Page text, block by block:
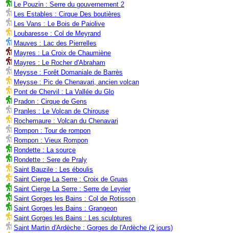
Le Pouzin : Serre du gouvernement 2
Les Estables : Cirque Des boutières
Les Vans : Le Bois de Paiolive
Loubaresse : Col de Meyrand
Mauves : Lac des Pierrelles
Mayres : La Croix de Chaumiène
Mayres : Le Rocher d'Abraham
Meysse : Forêt Domaniale de Barrès
Meysse : Pic de Chenavari, ancien volcan
Pont de Chervil : La Vallée du Glo
Pradon : Cirque de Gens
Pranles : Le Volcan de Chirouse
Rochemaure : Volcan du Chenavari
Rompon : Tour de rompon
Rompon : Vieux Rompon
Rondette : La source
Rondette : Sere de Praly
Saint Bauzile : Les éboulis
Saint Cierge La Serre : Croix de Gruas
Saint Cierge La Serre : Serre de Leyrier
Saint Gorges les Bains : Col de Rotisson
Saint Gorges les Bains : Grangeon
Saint Gorges les Bains : Les sculptures
Saint Martin d'Ardèche : Gorges de l'Ardèche (2 jours)